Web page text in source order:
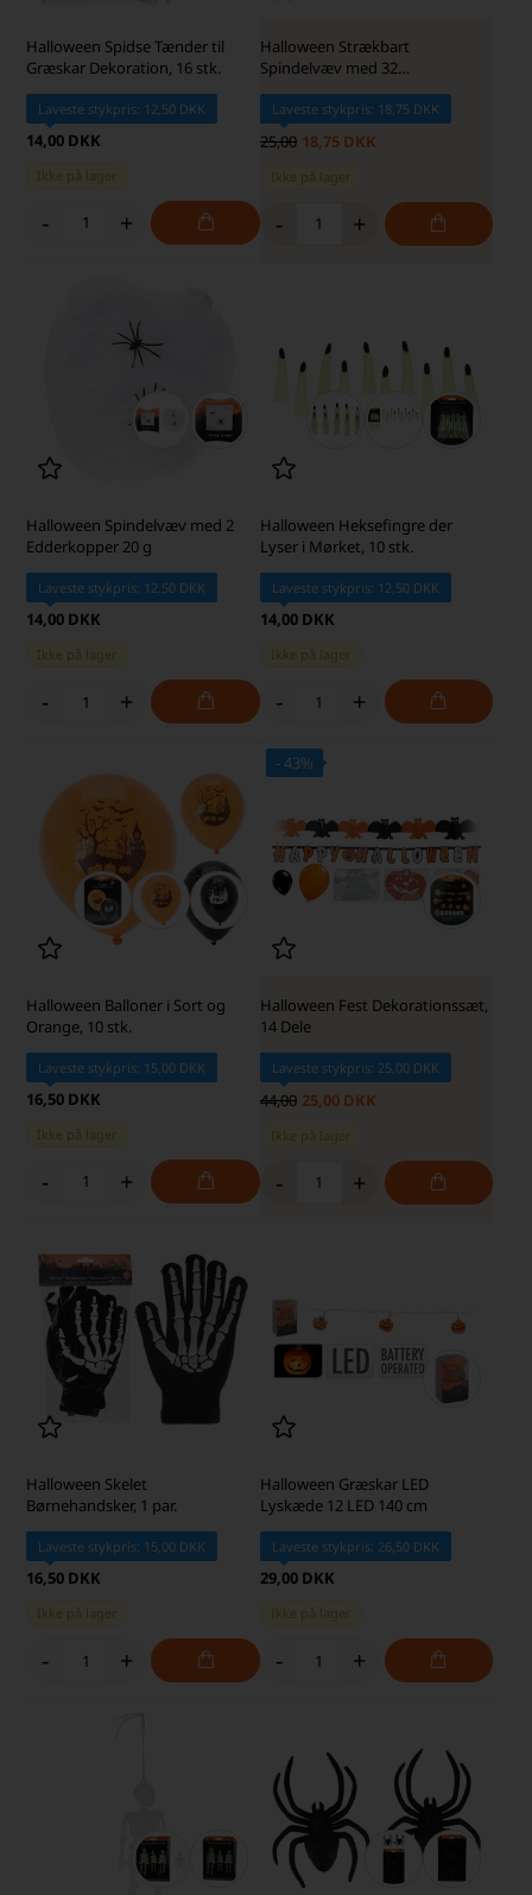
Halloween Spidse Tænder til
Græskar Dekoration, 16 stk.
Laveste stykpris: 12,50 DKK
14,00 DKK
Ikke på lager
- +
Halloween Strækbart
Spindelvæv med 32
Edderkopper
Laveste stykpris: 18,75 DKK
25,00 18,75 DKK
Ikke på lager
- +
Halloween Spindelvæv med 2
Edderkopper 20 g
Laveste stykpris: 12,50 DKK
14,00 DKK
Ikke på lager
- +
Halloween Heksefingre der
Lyser i Mørket, 10 stk.
Laveste stykpris: 12,50 DKK
14,00 DKK
Ikke på lager
- +
Halloween Balloner i Sort og
Orange, 10 stk.
Laveste stykpris: 15,00 DKK
16,50 DKK
Ikke på lager
- +
- 43%
SKARP PRIS · SKARP PRIS
Halloween Fest Dekorationssæt,
14 Dele
Laveste stykpris: 25,00 DKK
44,00 25,00 DKK
Ikke på lager
- +
Halloween Skelet
Børnehandsker, 1 par.
Laveste stykpris: 15,00 DKK
16,50 DKK
Ikke på lager
- +
Halloween Græskar LED
Lyskæde 12 LED 140 cm
Laveste stykpris: 26,50 DKK
29,00 DKK
Ikke på lager
- +